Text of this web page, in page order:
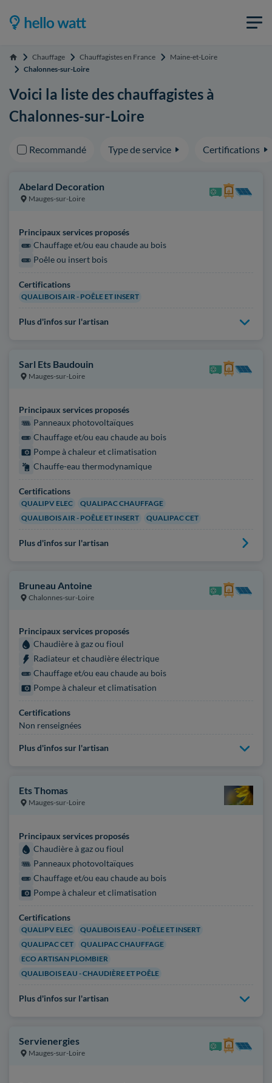
Accueil Chauffage Chauffagistes en France
Maine-et-Loire
Chalonnes-sur-Loire
Voici la liste des chauffagistes à
Chalonnes-sur-Loire
Recommandé Type de service Certifications
Abelard Decoration
Mauges-sur-Loire
Principaux services proposés
Chauffage et/ou eau chaude au bois
Poêle ou insert bois
Certifications
QUALIBOIS AIR - POÊLE ET INSERT
Plus d'infos sur l'artisan
Sarl Ets Baudouin
Mauges-sur-Loire
Principaux services proposés
Panneaux photovoltaïques
Chauffage et/ou eau chaude au bois
Pompe à chaleur et climatisation
Chauffe-eau thermodynamique
Certifications
QUALIPV ELEC
QUALIPAC CHAUFFAGE
QUALIBOIS AIR - POÊLE ET INSERT
QUALIPAC CET
Plus d'infos sur l'artisan
Bruneau Antoine
Chalonnes-sur-Loire
Principaux services proposés
Chaudière à gaz ou fioul
Radiateur et chaudière électrique
Chauffage et/ou eau chaude au bois
Pompe à chaleur et climatisation
Certifications
Non renseignées
Plus d'infos sur l'artisan
Ets Thomas
Mauges-sur-Loire
Principaux services proposés
Chaudière à gaz ou fioul
Panneaux photovoltaïques
Chauffage et/ou eau chaude au bois
Pompe à chaleur et climatisation
Certifications
QUALIPV ELEC
QUALIBOIS EAU - POÊLE ET INSERT
QUALIPAC CET
QUALIPAC CHAUFFAGE
ECO ARTISAN PLOMBIER
QUALIBOIS EAU - CHAUDIÈRE ET POÊLE
Plus d'infos sur l'artisan
Servienergies
Mauges-sur-Loire